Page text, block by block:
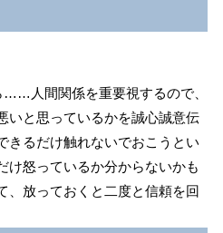
人間関係を重要視するので、
いと思っているかを誠心誠意伝
きるだけ触れないでおこうとい
け怒っているか分からないかも
、放っておくと二度と信頼を回